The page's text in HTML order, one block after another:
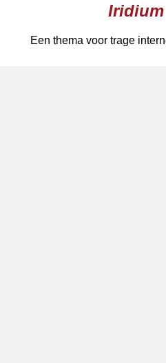
Iridium
Een thema voor trage